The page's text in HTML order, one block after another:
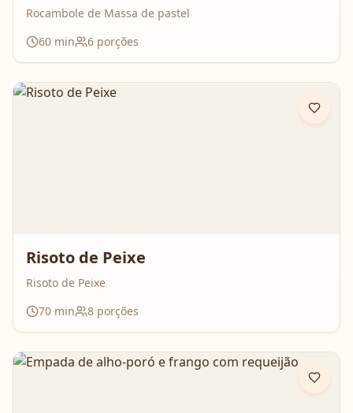
Rocambole de Massa de pastel
60 min 6 porções
Risoto de Peixe
Risoto de Peixe
70 min 8 porções